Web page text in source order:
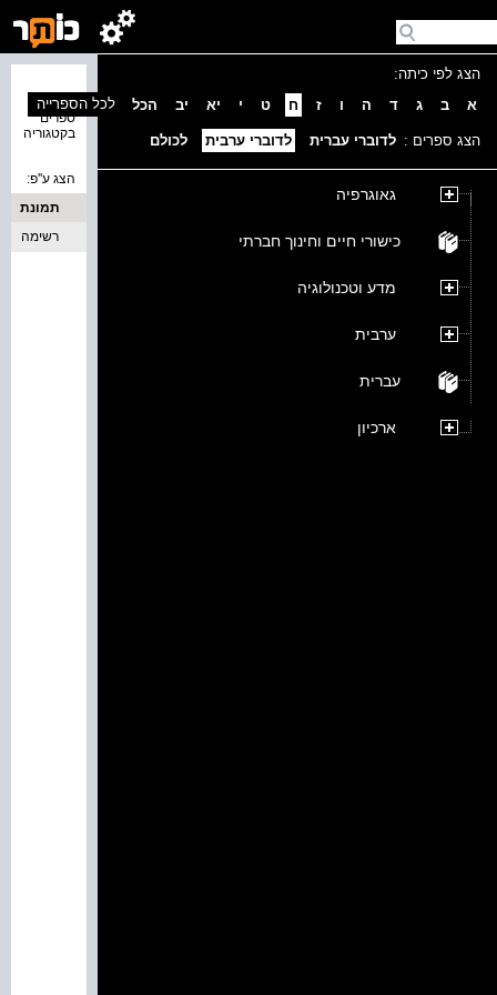
הצג לפי כיתה:
א
ב ג ד ה ו ז ח ט י יא יב הכל
הצג ספרים : לדוברי עברית לדוברי ערבית לכולם
גאוגרפיה
כישורי חיים וחינוך חברתי
מדע וטכנולוגיה
ערבית
עברית
ארכיון
ספרים
בקטגוריה
לכל הספרייה
הצג ע''פ:
תמונת
כריכה
רשימה